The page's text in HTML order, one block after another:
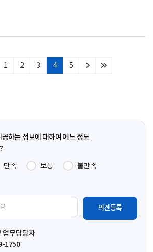
1 2 3 4 5
다
마
하는 정보에 대하여 어느 정도
만족 보통
불만족
업무담당자
1750